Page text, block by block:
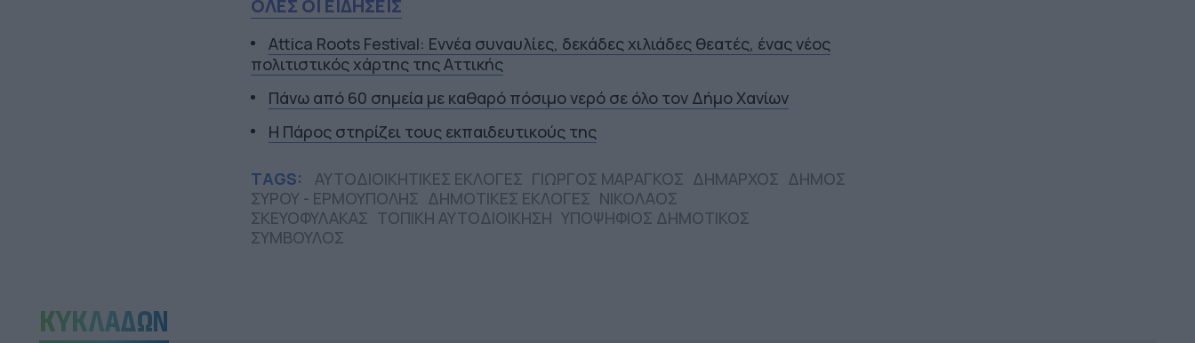
ΟΛΕΣ ΟΙ ΕΙΔΗΣΕΙΣ
Attica Roots Festival: Εννέα συναυλίες, δεκάδες χιλιάδες θεατές, ένας νέος
πολιτιστικός χάρτης της Αττικής
Πάνω από 60 σημεία με καθαρό πόσιμο νερό σε όλο τον Δήμο Χανίων
Η Πάρος στηρίζει τους εκπαιδευτικούς της
TAGS: ΑΥΤΟΔΙΟΙΚΗΤΙΚΕΣ ΕΚΛΟΓΕΣ ΓΙΩΡΓΟΣ ΜΑΡΑΓΚΟΣ ΔΗΜΑΡΧΟΣ ΔΗΜΟΣ
ΣΥΡΟΥ - ΕΡΜΟΥΠΟΛΗΣ ΔΗΜΟΤΙΚΕΣ ΕΚΛΟΓΕΣ ΝΙΚΟΛΑΟΣ
ΣΚΕΥΟΦΥΛΑΚΑΣ ΤΟΠΙΚΗ ΑΥΤΟΔΙΟΙΚΗΣΗ ΥΠΟΨΗΦΙΟΣ ΔΗΜΟΤΙΚΟΣ
ΣΥΜΒΟΥΛΟΣ
ΚΥΚΛΑΔΩΝ